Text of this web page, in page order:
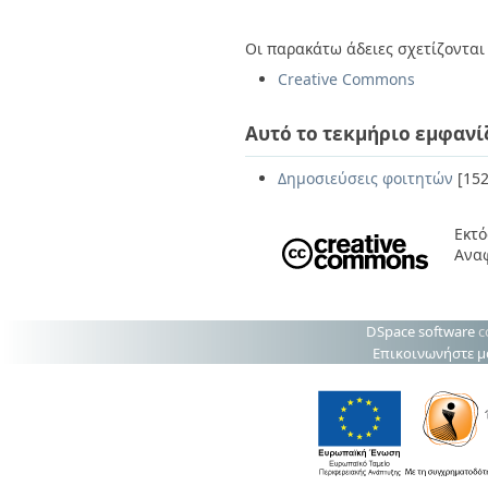
Οι παρακάτω άδειες
Creative Commons
Αυτό το τεκμήριο
Δημοσιεύσεις φοιτητών
DSpace software
Επικοινωνήστε